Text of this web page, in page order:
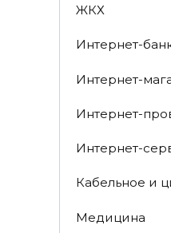
ЖКХ
Интернет-
Интернет-
Интернет-
Интернет-
Кабельное и
Медицина